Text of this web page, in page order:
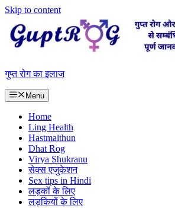
Skip to content
गुप्त रोग का इलाज
Menu
Home
Ling Health
Hastmaithun
Dhat Rog
Virya Shukranu
सेक्स एजुकेशन
Sex tips in Hindi
लड़कों के लिए
लड़कियों के लिए